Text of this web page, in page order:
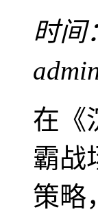
时间
在《
霸战
策略